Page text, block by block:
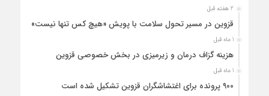
2 هفته قبل
قزوین در مسیر تحول سلامت با پویش «هیچ‌ کس تنها نیست»
1 ماه قبل
هزینه‌ گزاف درمان و زیرمیزی در بخش خصوصی قزوین
1 ماه قبل
۹۰۰ پرونده برای اغتشاشگران قزوین تشکیل شده است